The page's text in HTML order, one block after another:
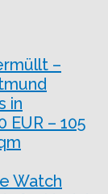
–
in
– 105
Watch